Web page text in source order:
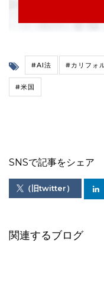
#AI法 #カリフォ
#米国
SNSで記事をシェア
（旧twitter）
関連するブログ